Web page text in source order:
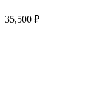
35,500 ₽